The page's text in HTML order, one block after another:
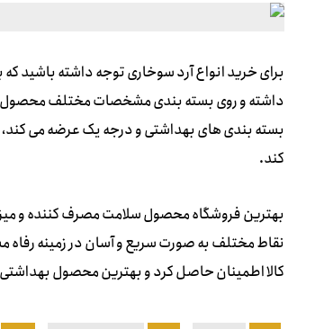
برای خرید انواع آرد سوخاری توجه داشته باشید
داشته و روی بسته بندی مشخصات مختلف محصول
بسته بندی های بهداشتی و درجه یک عرضه می
کند.
بهترین فروشگاه محصول سلامت مصرف کننده و
نقاط مختلف به صورت سریع و آسان در زمینه رفاه
کالا اطمینان حاصل کرد و بهترین محصول بهداشتی